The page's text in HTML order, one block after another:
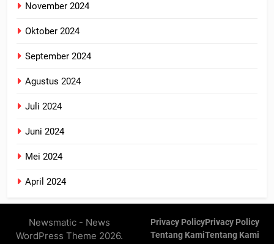
November 2024
Oktober 2024
September 2024
Agustus 2024
Juli 2024
Juni 2024
Mei 2024
April 2024
Newsmatic - News
WordPress Theme 2026.
Privacy PolicyPrivacy Policy
Tentang KamiTentang Kami